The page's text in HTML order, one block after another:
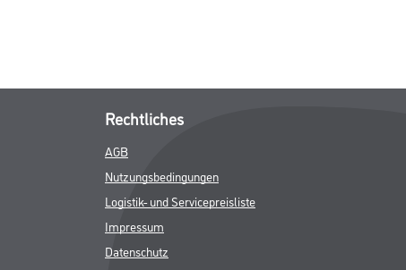
Rechtliches
AGB
Nutzungsbedingungen
Logistik- und Servicepreisliste
Impressum
Datenschutz